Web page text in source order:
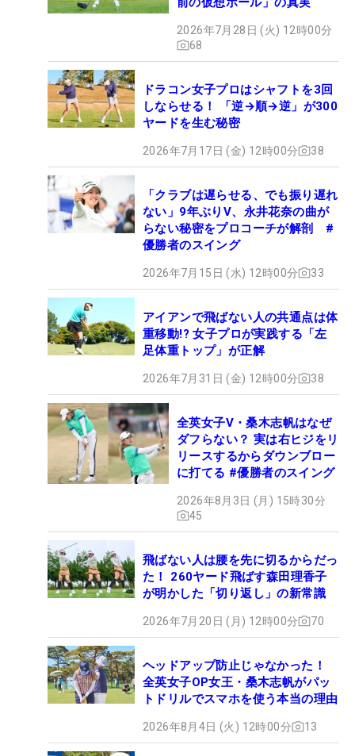
2026年7月28日 (火) 12時00分
68
ドラコン女子プロはシャフトを3回
しならせる！ 「逆→順→逆」が300
ヤードを生む秘密
2026年7月17日 (金) 12時00分 38
「クラブは遅らせる、でも振り遅れ
ない」9年ぶりV、永井花奈の曲が
らない秘密をプロコーチが解剖 #
優勝者のスイング
2026年7月15日 (水) 12時00分 33
アイアンで飛ばない人の共通点は体
重移動!? 女子プロが実践する「左
足体重トップ」が正解
2026年7月31日 (金) 12時00分 38
全英女子V・桑木志帆はなぜ
ダフらない？ 実は右ヒジをリ
リースするからダウンブロー
に打てる #優勝者のスイング
2026年8月3日 (月) 15時30分
45
飛ばない人は腰を先に切るからだっ
た！ 260ヤード飛ばす森田理香子
が明かした「切り返し」の新常識
2026年7月20日 (月) 12時00分 70
ヘッドアップ防止じゃなかった！
全英女子OP女王・桑木志帆がパッ
トドリルでスマホを使う本当の理由
2026年8月4日 (火) 12時00分 13